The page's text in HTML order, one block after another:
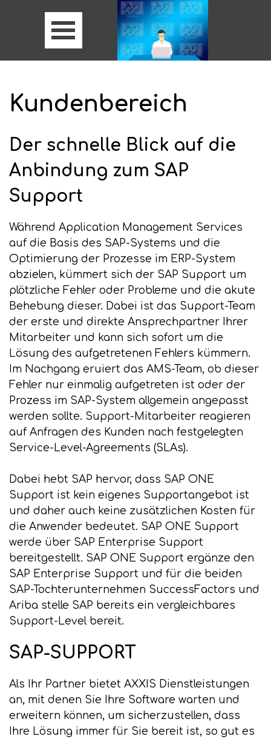
Kundenbereich
Der schnelle Blick auf die
Anbindung zum SAP
Support
Während Application Management Services
auf die Basis des SAP-Systems und die
Optimierung der Prozesse im ERP-System
abzielen, kümmert sich der SAP Support um
plötzliche Fehler oder Probleme und die akute
Behebung dieser. Dabei ist das Support-Team
der erste und direkte Ansprechpartner Ihrer
Mitarbeiter und kann sich sofort um die
Lösung des aufgetretenen Fehlers kümmern.
Im Nachgang eruiert das AMS-Team, ob dieser
Fehler nur einmalig aufgetreten ist oder der
Prozess im SAP-System allgemein angepasst
werden sollte. Support-Mitarbeiter reagieren
auf Anfragen des Kunden nach festgelegten
Service-Level-Agreements (SLAs).
Dabei hebt SAP hervor, dass SAP ONE
Support ist kein eigenes Supportangebot ist
und daher auch keine zusätzlichen Kosten für
die Anwender bedeutet. SAP ONE Support
werde über SAP Enterprise Support
bereitgestellt. SAP ONE Support ergänze den
SAP Enterprise Support und für die beiden
SAP-Tochterunternehmen SuccessFactors und
Ariba stelle SAP bereits ein vergleichbares
Support-Level bereit.
SAP-SUPPORT
Als Ihr Partner bietet AXXIS Dienstleistungen
an, mit denen Sie Ihre Software warten und
erweitern können, um sicherzustellen, dass
Ihre Lösung immer für Sie bereit ist, so gut es